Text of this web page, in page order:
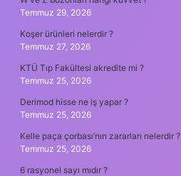
Temmuz 29, 2026
Koşer ürünleri nelerdir ?
Temmuz 27, 2026
KTÜ Tıp Fakültesi akredite mi ?
Temmuz 25, 2026
Derimod hisse ne iş yapar ?
Temmuz 25, 2026
Kelle paça çorbası’nın zararları nelerdir ?
Temmuz 25, 2026
6 rasyonel sayı mıdır ?